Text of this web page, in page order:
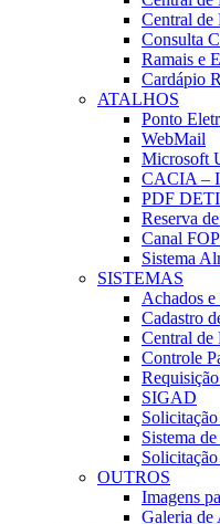
Central de
Consulta
Ramais e
Cardápio
ATALHOS
Ponto
WebMail
Microsoft
CACIA –
PDF
Reserva
Canal
Sistema
SISTEMAS
Achados e
Cadastro
Central de
Controle
SIGAD
Sistema
OUTROS
Imagens
Galeria de